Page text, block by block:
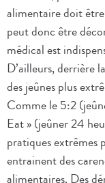
alimentaire doit
peut donc être
médical est
D’ailleurs, derrière
des jeûnes plus
Comme le 5:2
Eat » (jeûner 24
pratiques extrêmes
entrainent des
alimentaires. Des